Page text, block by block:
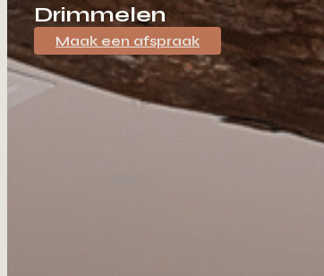
Drimmelen
Maak een afspraak